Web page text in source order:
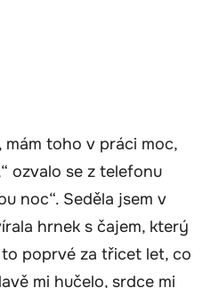
mám toho v práci moc,
ozvalo se z telefonu
noc“. Seděla jsem v
hrnek s čajem, který
poprvé za třicet let, co
mi hučelo, srdce mi